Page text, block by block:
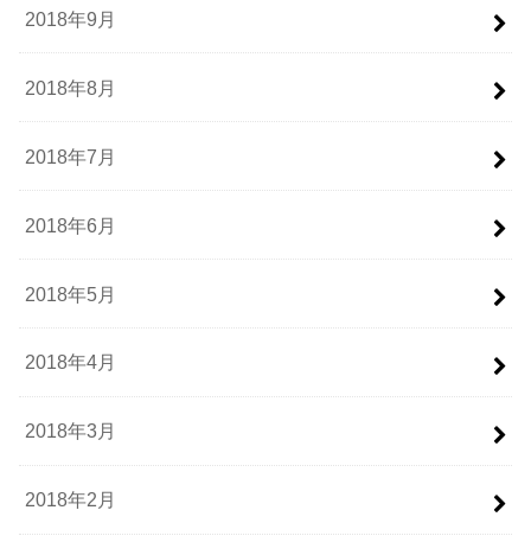
2018年9月
2018年8月
2018年7月
2018年6月
2018年5月
2018年4月
2018年3月
2018年2月